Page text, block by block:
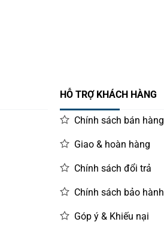
HỖ TRỢ KHÁCH HÀNG
Chính sách bán hàng
Giao & hoàn hàng
Chính sách đổi trả
Chính sách bảo hành
Góp ý & Khiếu nại